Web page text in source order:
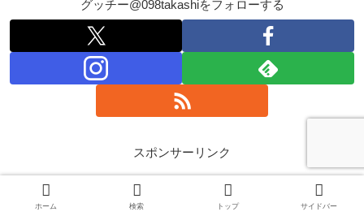
グッチー@098takashiをフォローする
スポンサーリンク
ホーム 検索 トップ サイドバー